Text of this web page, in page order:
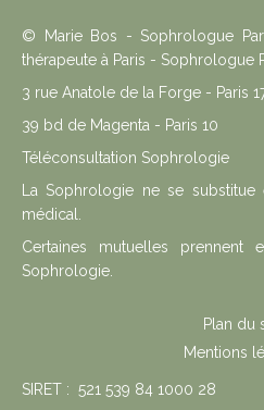
© Marie Bos - Sophrologue
thérapeute à Paris - Sophrologue
3 rue Anatole de la Forge - Paris
39 bd de Magenta - Paris 10
Téléconsultation Sophrologie
La Sophrologie ne se
médical.
Certaines mutuelles prennent
Sophrologie.
Plan du
Mentions
SIRET : 521 539 84 1000 28